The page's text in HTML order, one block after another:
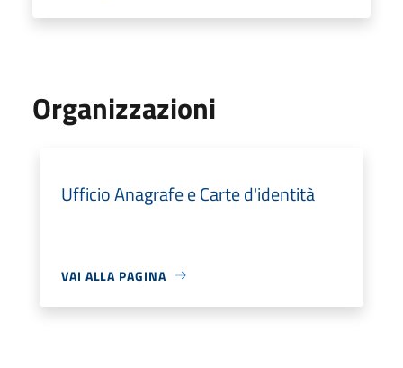
Organizzazioni
Ufficio Anagrafe e Carte d'identità
VAI ALLA PAGINA